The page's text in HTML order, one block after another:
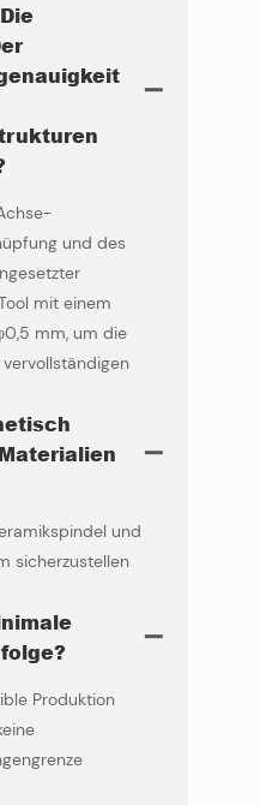
und des
mit einem
mm, um die
und
sicherzustellen
Produktion